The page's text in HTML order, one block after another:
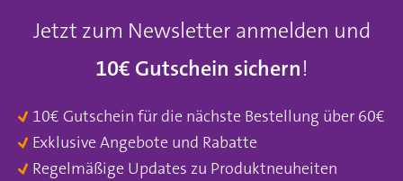
Jetzt zum Newsletter anmelden und
10€ Gutschein sichern!
10€ Gutschein für die nächste Bestellung über 60€
Exklusive Angebote und Rabatte
Regelmäßige Updates zu Produktneuheiten